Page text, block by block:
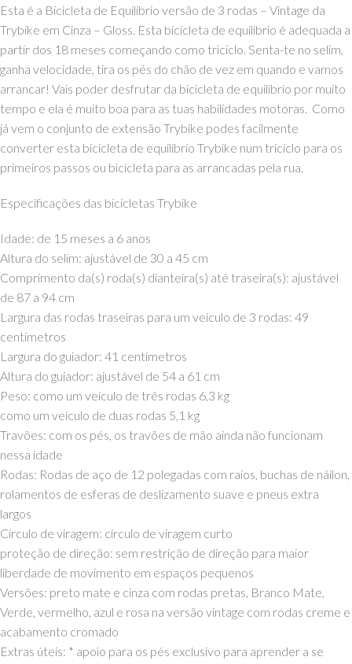
Esta é a Bicicleta de Equilibrio versão de 3 rodas – Vintage da
Trybike em Cinza – Gloss. Esta bicicleta de equilíbrio é adequada a
partir dos 18 meses começando como triciclo. Senta-te no selim,
ganha velocidade, tira os pés do chão de vez em quando e vamos
arrancar! Vais poder desfrutar da bicicleta de equilíbrio por muito
tempo e ela é muito boa para as tuas habilidades motoras. Como
já vem o conjunto de extensão Trybike podes facilmente
converter esta bicicleta de equilíbrio Trybike num triciclo para os
primeiros passos ou bicicleta para as arrancadas pela rua.
Especificações das bicicletas Trybike
Idade: de 15 meses a 6 anos
Altura do selim: ajustável de 30 a 45 cm
Comprimento da(s) roda(s) dianteira(s) até traseira(s): ajustável
de 87 a 94 cm
Largura das rodas traseiras para um veículo de 3 rodas: 49
centímetros
Largura do guiador: 41 centímetros
Altura do guiador: ajustável de 54 a 61 cm
Peso: como um veículo de três rodas 6,3 kg
como um veículo de duas rodas 5,1 kg
Travões: com os pés, os travões de mão ainda não funcionam
nessa idade
Rodas: Rodas de aço de 12 polegadas com raios, buchas de náilon,
rolamentos de esferas de deslizamento suave e pneus extra
largos
Círculo de viragem: círculo de viragem curto
proteção de direção: sem restrição de direção para maior
liberdade de movimento em espaços pequenos
Versões: preto mate e cinza com rodas pretas, Branco Mate,
Verde, vermelho, azul e rosa na versão vintage com rodas creme e
acabamento cromado
Extras úteis: * apoio para os pés exclusivo para aprender a se